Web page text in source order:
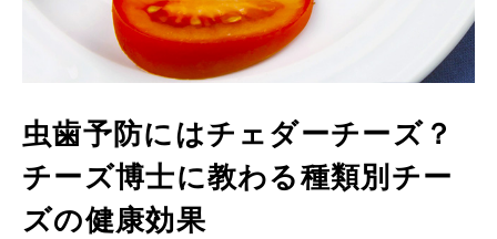
虫歯予防にはチェダーチーズ？
チーズ博士に教わる種類別チー
ズの健康効果